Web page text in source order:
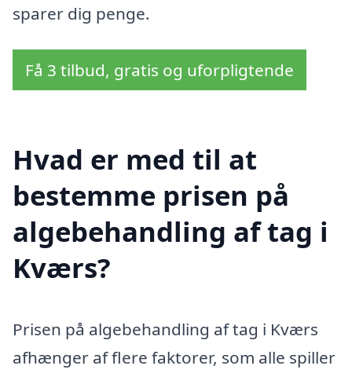
sparer dig penge.
Få 3 tilbud, gratis og uforpligtende
Hvad er med til at
bestemme prisen på
algebehandling af tag i
Kværs?
Prisen på algebehandling af tag i Kværs
afhænger af flere faktorer, som alle spiller